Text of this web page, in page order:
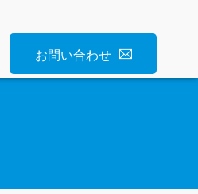
お問い合わせ